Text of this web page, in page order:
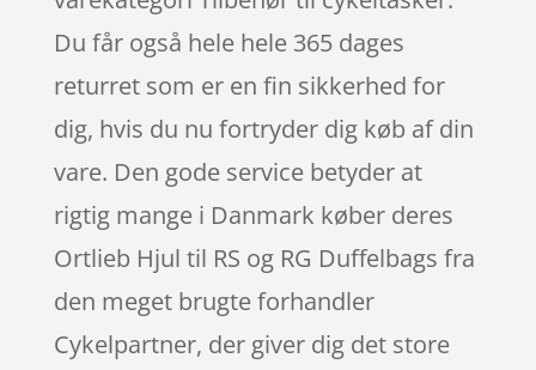
Du får også hele hele 365 dages
returret som er en fin sikkerhed for
dig, hvis du nu fortryder dig køb af din
vare. Den gode service betyder at
rigtig mange i Danmark køber deres
Ortlieb Hjul til RS og RG Duffelbags fra
den meget brugte forhandler
Cykelpartner, der giver dig det store